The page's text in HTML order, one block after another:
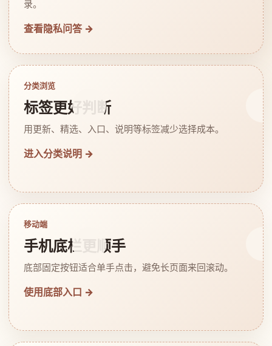
录。
查看隐私问答 →
分类浏览
标签更好判断
用更新、精选、入口、说明等标签减少选择成本。
进入分类说明 →
移动端
手机底栏更顺手
底部固定按钮适合单手点击，避免长页面来回滚动。
使用底部入口 →